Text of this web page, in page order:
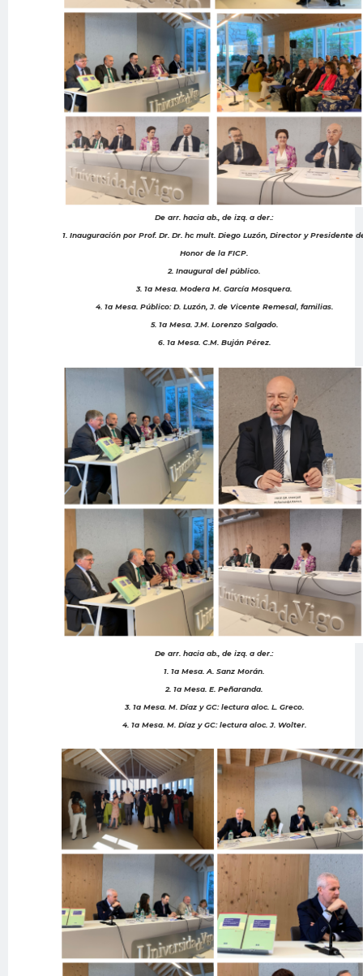
De arr. hacia ab., de izq. a der.:
1. Inauguración por Prof. Dr. Dr. hc mult. Diego Luzón, Director y Presidente
Honor de la FICP.
2. Inaugural del público.
3. 1a Mesa. Modera M. García Mosquera.
4. 1a Mesa. Público: D. Luzón, J. de Vicente Remesal, familias.
5. 1a Mesa. J.M. Lorenzo Salgado.
6. 1a Mesa. C.M. Buján Pérez.
De arr. hacia ab., de izq. a der.:
1. 1a Mesa. A. Sanz Morán.
2. 1a Mesa. E. Peñaranda.
3. 1a Mesa. M. Díaz y GC: lectura aloc. L. Greco.
4. 1a Mesa. M. Díaz y GC: lectura aloc. J. Wolter.